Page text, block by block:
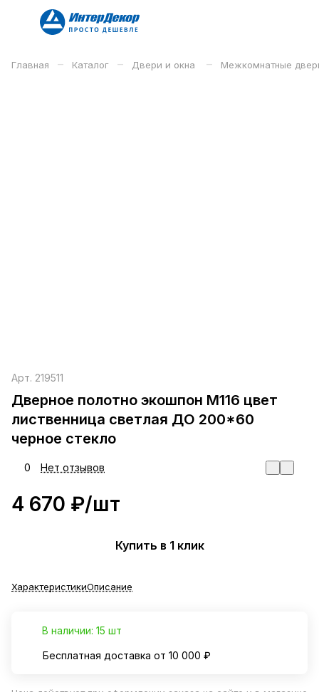
Главная – Каталог – Двери и окна – Межкомнатные
Арт. 219511
Дверное полотно экошпон М116 цвет
лиственница светлая ДО 200*60
черное стекло
0 Нет отзывов
4 670 ₽/шт
Купить в 1 клик
ХарактеристикиОписание
В наличии: 15 шт
Бесплатная доставка от 10 000 ₽